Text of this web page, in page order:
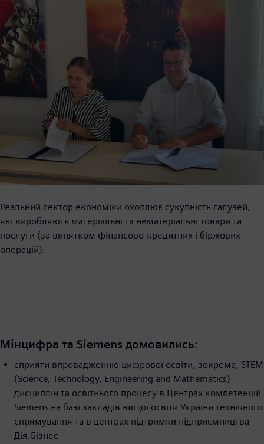
Реальний сектор економіки охоплює сукупність галузей,
які виробляють матеріальні та нематеріальні товари та
послуги (за винятком фінансово-кредитних і біржових
операцій).
Мінцифра та Siemens домовились:
сприяти впровадженню цифрової освіти, зокрема, STEM
(Science, Technology, Engineering and Mathematics)
дисциплін та освітнього процесу в Центрах компетенцій
Siemens на базі закладів вищої освіти України технічного
спрямування та в центрах підтримки підприємництва
Дія.Бізнес